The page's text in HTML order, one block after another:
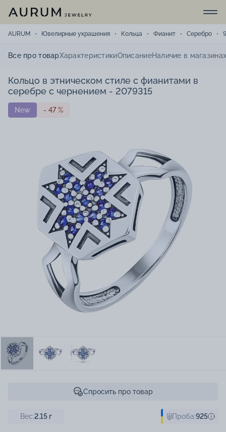
AURUM Ювелирные украшения Кольца Фианит Серебро
Все про товарХарактеристикиОписаниеНаличие в
Кольцо в этническом стиле с фианитами в
серебре с чернением - 2079315
New - 47 %
Спросить про товар
Вес:2.15 г Проба:925